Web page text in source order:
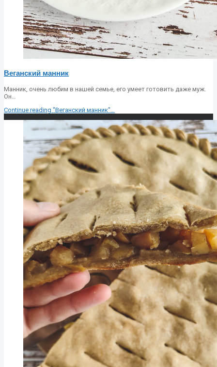
Веганский манник
Манник, очень любим в нашей семье, его умеет готовить даже муж.
Он…
Continue reading "Веганский манник"…